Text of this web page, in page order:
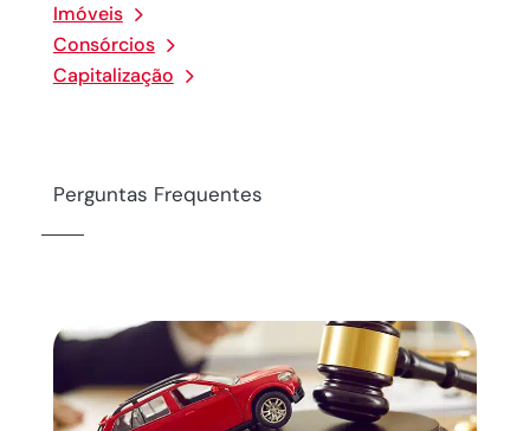
Imóveis
Consórcios
Capitalização
Perguntas Frequentes